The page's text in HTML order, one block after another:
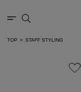
TOP STAFF STYLING